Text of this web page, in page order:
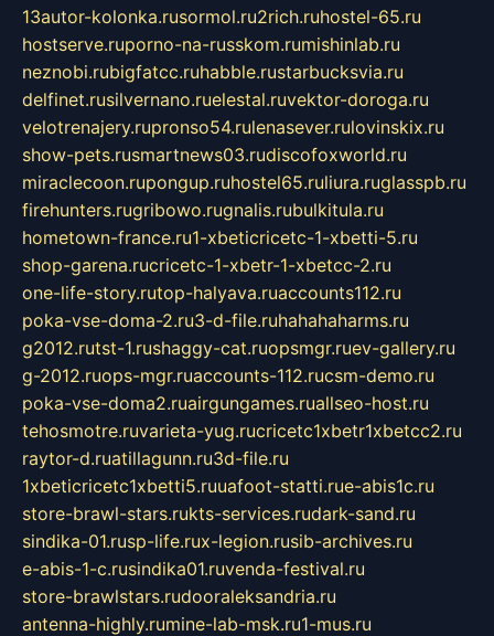
13autor-kolonka.rusormol.ru2rich.ruhostel-65.ru
hostserve.ruporno-na-russkom.rumishinlab.ru
neznobi.rubigfatcc.ruhabble.rustarbucksvia.ru
delfinet.rusilvernano.ruelestal.ruvektor-doroga.ru
velotrenajery.rupronso54.rulenasever.rulovinskix.ru
show-pets.rusmartnews03.rudiscofoxworld.ru
miraclecoon.rupongup.ruhostel65.ruliura.ruglasspb.ru
firehunters.rugribowo.rugnalis.rubulkitula.ru
hometown-france.ru1-xbeticricetc-1-xbetti-5.ru
shop-garena.rucricetc-1-xbetr-1-xbetcc-2.ru
one-life-story.rutop-halyava.ruaccounts112.ru
poka-vse-doma-2.ru3-d-file.ruhahahaharms.ru
g2012.rutst-1.rushaggy-cat.ruopsmgr.ruev-gallery.ru
g-2012.ruops-mgr.ruaccounts-112.rucsm-demo.ru
poka-vse-doma2.ruairgungames.ruallseo-host.ru
tehosmotre.ruvarieta-yug.rucricetc1xbetr1xbetcc2.ru
raytor-d.ruatillagunn.ru3d-file.ru
1xbeticricetc1xbetti5.ruuafoot-statti.rue-abis1c.ru
store-brawl-stars.rukts-services.rudark-sand.ru
sindika-01.rusp-life.rux-legion.rusib-archives.ru
e-abis-1-c.rusindika01.ruvenda-festival.ru
store-brawlstars.rudooraleksandria.ru
antenna-highly.rumine-lab-msk.ru1-mus.ru